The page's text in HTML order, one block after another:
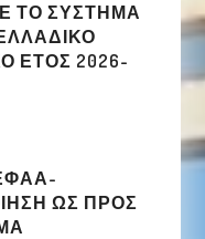
ΤΟ ΣΎΣΤΗΜΑ
ΈΤΟΣ 2026-
ΩΣ ΠΡΟΣ